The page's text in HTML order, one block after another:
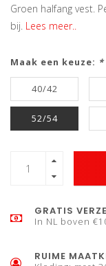
Groen halfang vest.
bij. Lees meer..
Maak een keuze: *
40/42
52/54
GRATIS
In NL boven
RUIME